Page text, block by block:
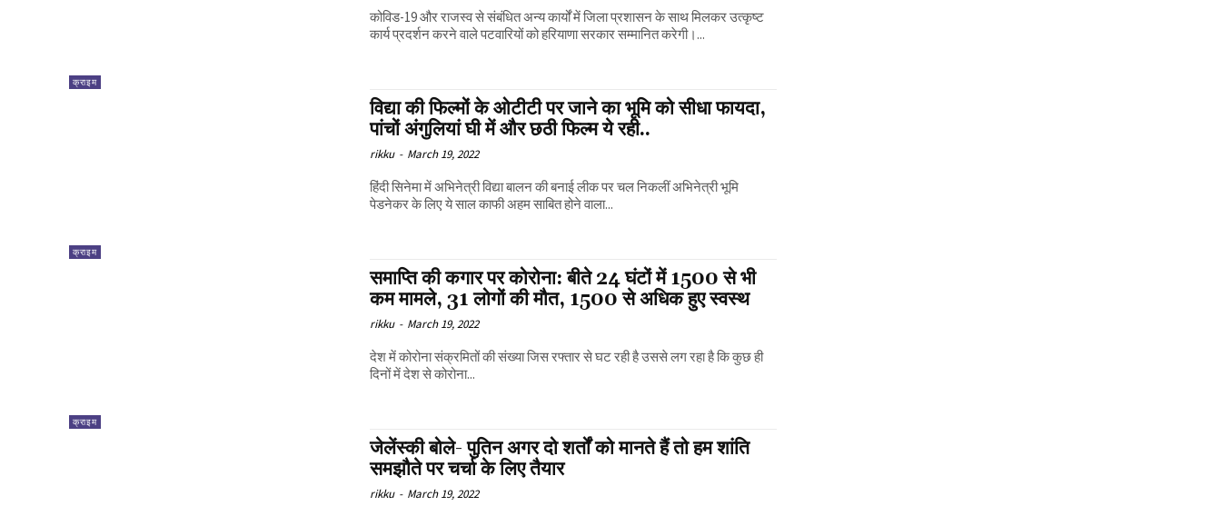
क्राइम
कोविड-19 और राजस्व से संबंधित अन्य कार्यों में जिला प्रशासन के साथ मिलकर उत्कृष्ट
कार्य प्रदर्शन करने वाले पटवारियों को हरियाणा सरकार सम्मानित करेगी।...
क्राइम
विद्या की फिल्मों के ओटीटी पर जाने का भूमि को सीधा फायदा,
पांचों अंगुलियां घी में और छठी फिल्म ये रही..
rikku - March 19, 2022
हिंदी सिनेमा में अभिनेत्री विद्या बालन की बनाई लीक पर चल निकलीं अभिनेत्री भूमि
पेडनेकर के लिए ये साल काफी अहम साबित होने वाला...
क्राइम
समाप्ति की कगार पर कोरोना: बीते 24 घंटों में 1500 से भी
कम मामले, 31 लोगों की मौत, 1500 से अधिक हुए स्वस्थ
rikku - March 19, 2022
देश में कोरोना संक्रमितों की संख्या जिस रफ्तार से घट रही है उससे लग रहा है कि कुछ ही
दिनों में देश से कोरोना...
जेलेंस्की बोले- पुतिन अगर दो शर्तों को मानते हैं तो हम शांति
समझौते पर चर्चा के लिए तैयार
rikku - March 19, 2022